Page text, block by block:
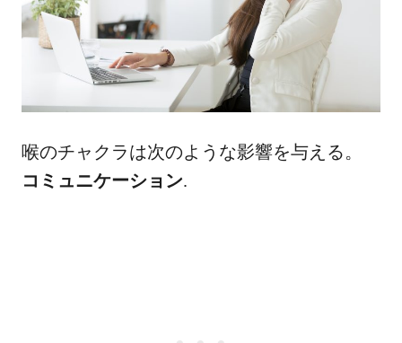
喉のチャクラは次のような影響を与える。
コミュニケーション.